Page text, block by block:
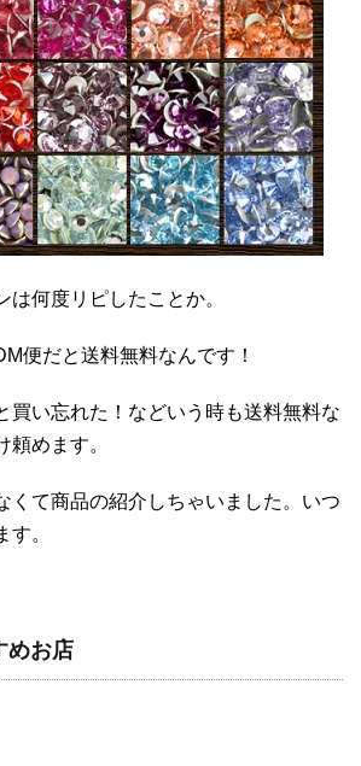
は何度リピしたことか。
便だと送料無料なんです！
買い忘れた！などいう時も送料無料な
頼めます。
くて商品の紹介しちゃいました。いつ
す。
めお店